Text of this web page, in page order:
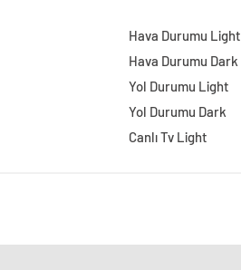
Hava Durumu Light
Hava Durumu Dark
Yol Durumu Light
Yol Durumu Dark
Canlı Tv Light